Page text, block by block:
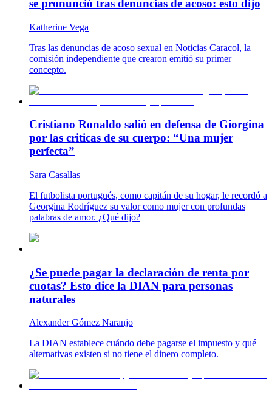
se pronunció tras denuncias de acoso: esto dijo
Katherine Vega
Tras las denuncias de acoso sexual en Noticias Caracol, la
comisión independiente que crearon emitió su primer
concepto.
Cristiano Ronaldo salió en defensa de Giorgina
por las criticas de su cuerpo: “Una mujer
perfecta”
Sara Casallas
El futbolista portugués, como capitán de su hogar, le recordó a
Georgina Rodríguez su valor como mujer con profundas
palabras de amor. ¿Qué dijo?
¿Se puede pagar la declaración de renta por
cuotas? Esto dice la DIAN para personas
naturales
Alexander Gómez Naranjo
La DIAN establece cuándo debe pagarse el impuesto y qué
alternativas existen si no tiene el dinero completo.